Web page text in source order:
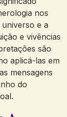
nos
e a
e vivências
são
aplicá-las em
mensagens
do